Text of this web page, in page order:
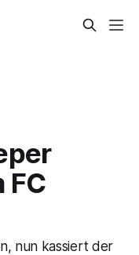
FC
nun kassiert der